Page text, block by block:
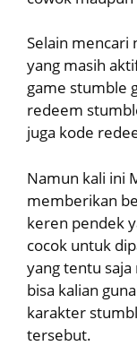
Selain mencari
yang masih
game stumble
redeem
juga kode
Namun kali ini
memberikan
keren pendek
cocok untuk
yang tentu
bisa kalian
karakter
tersebut.